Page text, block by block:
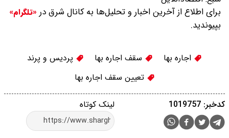
برای اطلاع از آخرین اخبار و تحلیل‌ها به کانال شرق در «تلگرام»
بپیوندید.
اجاره بها سقف اجاره بها
پردیس و پرند
تعیین سقف اجاره بها
لینک کوتاه کدخبر: 1019757